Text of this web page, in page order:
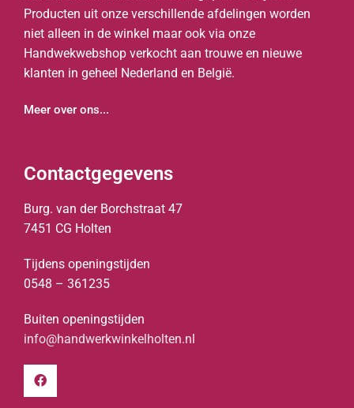
Producten uit onze verschillende afdelingen worden
niet alleen in de winkel maar ook via onze
Handwekwebshop verkocht aan trouwe en nieuwe
klanten in geheel Nederland en België.
Meer over ons...
Contactgegevens
Burg. van der Borchstraat 47
7451 CG Holten
Tijdens openingstijden
0548 – 361235
Buiten openingstijden
info@handwerkwinkelholten.nl